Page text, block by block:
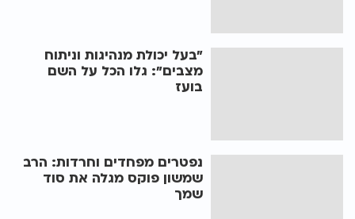
"בעל יכולת מנהיגות וניתוח
מצבים": גלו הכל על השם
בועז
נפטרים מפחדים וחרדות: הרב
שמשון פוקס מגלה את סוד
שמך